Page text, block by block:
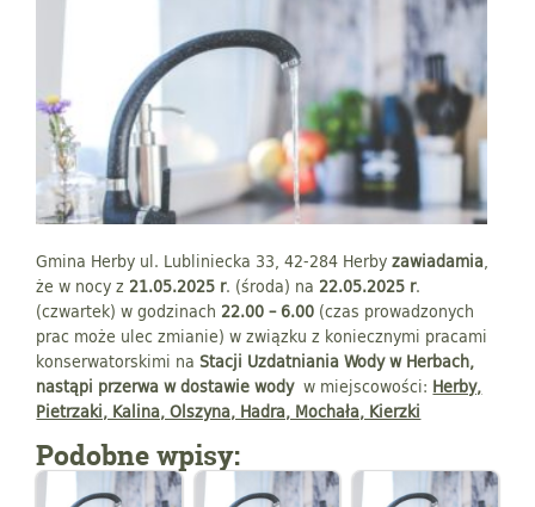
Gmina Herby ul. Lubliniecka 33, 42-284 Herbyzawiadamia,
że w nocy z 21.05.2025 r. (środa) na 22.05.2025 r.
(czwartek) w godzinach 22.00 – 6.00 (czas prowadzonych
prac może ulec zmianie) w związku z koniecznymi pracami
konserwatorskimi naStacji Uzdatniania Wody w Herbach,
nastąpi przerwa w dostawie wodyw miejscowości: Herby,
Pietrzaki, Kalina, Olszyna, Hadra, Mochała, Kierzki
Podobne wpisy: